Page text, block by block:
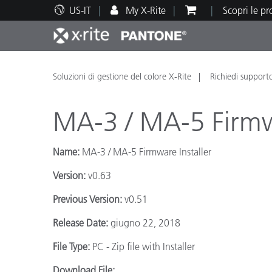
US-IT My X-Rite Scopri le
Principali prodotti
Stampa e Packaging
Automotive
Supporto tecnico
Risorse didattiche
Soluzioni di gestione del colore X-Rite Richiedi
MA-3 / MA-5
Name: MA-3 / MA-5 Firmware Installer
Version: v0.63
Previous Version: v0.51
Release Date: giugno 22, 2018
File Type: PC - Zip file with Installer